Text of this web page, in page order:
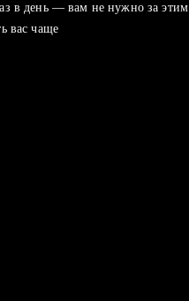
в день — вам не нужно за этим
вас чаще